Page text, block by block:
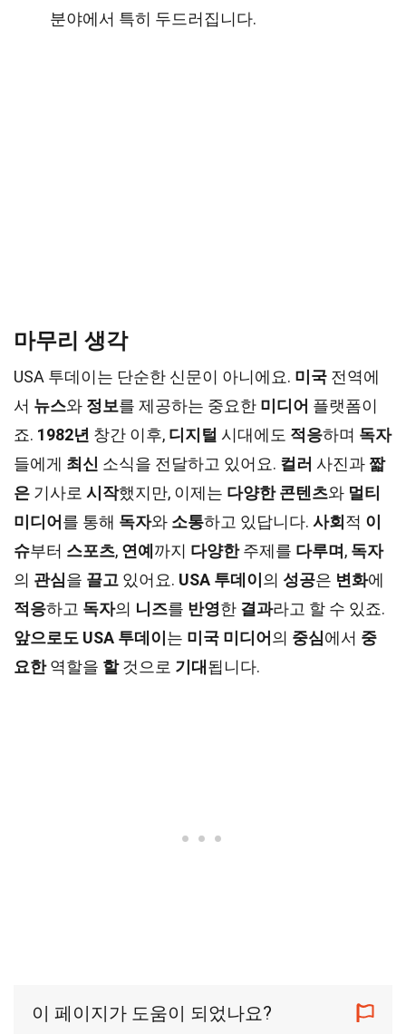
분야에서 특히 두드러집니다.
마무리 생각
USA 투데이는 단순한 신문이 아니에요. 미국 전역에
서 뉴스와 정보를 제공하는 중요한 미디어 플랫폼이
죠. 1982년 창간 이후, 디지털 시대에도 적응하며 독자
들에게 최신 소식을 전달하고 있어요. 컬러 사진과 짧
은 기사로 시작했지만, 이제는 다양한 콘텐츠와 멀티
미디어 를 통해 독자와 소통하고 있답니다. 사회 적 이
슈부터 스포츠, 연예 까지 다양한주제를 다루며 , 독자
의 관심을 끌고 있어요. USA 투데이 의 성공은 변화에
적응하고 독자의 니즈를 반영한 결과라고 할 수 있죠.
앞으로도 USA 투데이 는 미국 미디어 의 중심에서 중
요한역할을 할것으로 기대 됩니다.
이 페이지가 도움이 되었나요?